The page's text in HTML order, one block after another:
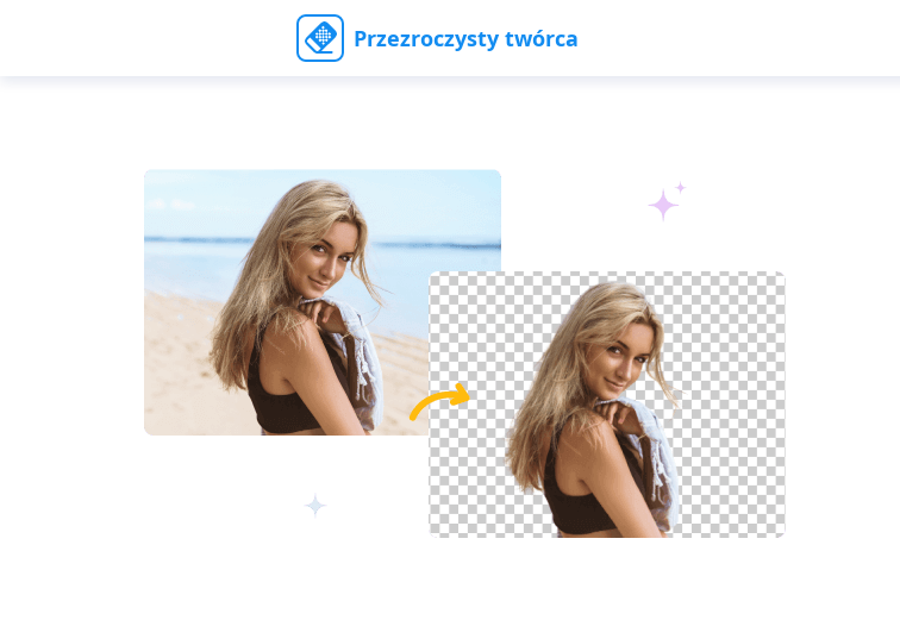
Przezroczysty twórca